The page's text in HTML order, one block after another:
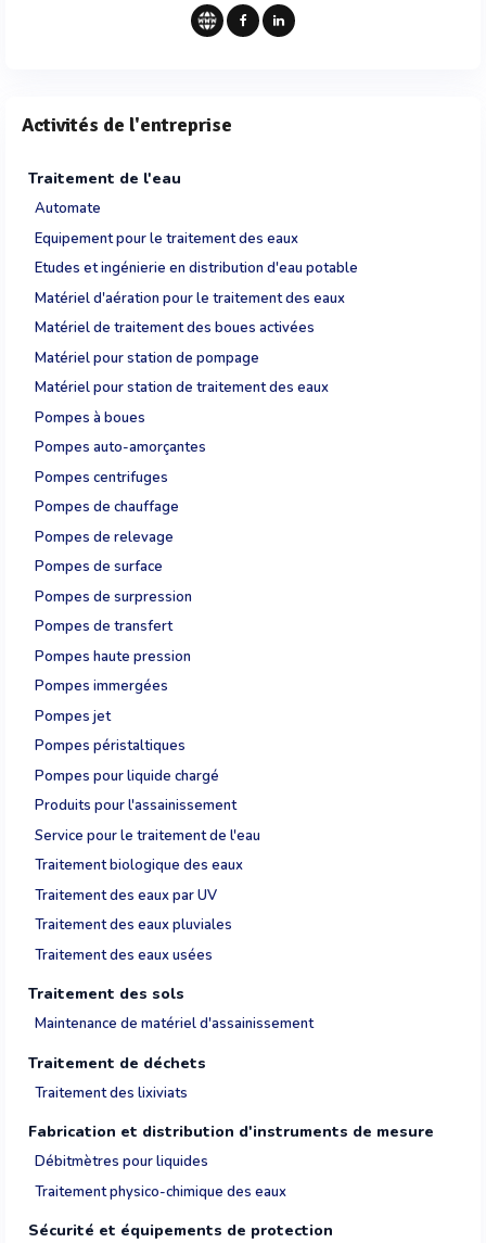
Activités de l'entreprise
Traitement de l'eau
Automate
Equipement pour le traitement des eaux
Etudes et ingénierie en distribution d'eau potable
Matériel d'aération pour le traitement des eaux
Matériel de traitement des boues activées
Matériel pour station de pompage
Matériel pour station de traitement des eaux
Pompes à boues
Pompes auto-amorçantes
Pompes centrifuges
Pompes de chauffage
Pompes de relevage
Pompes de surface
Pompes de surpression
Pompes de transfert
Pompes haute pression
Pompes immergées
Pompes jet
Pompes péristaltiques
Pompes pour liquide chargé
Produits pour l'assainissement
Service pour le traitement de l'eau
Traitement biologique des eaux
Traitement des eaux par UV
Traitement des eaux pluviales
Traitement des eaux usées
Traitement des sols
Maintenance de matériel d'assainissement
Traitement de déchets
Traitement des lixiviats
Fabrication et distribution d'instruments de mesure
Débitmètres pour liquides
Traitement physico-chimique des eaux
Sécurité et équipements de protection